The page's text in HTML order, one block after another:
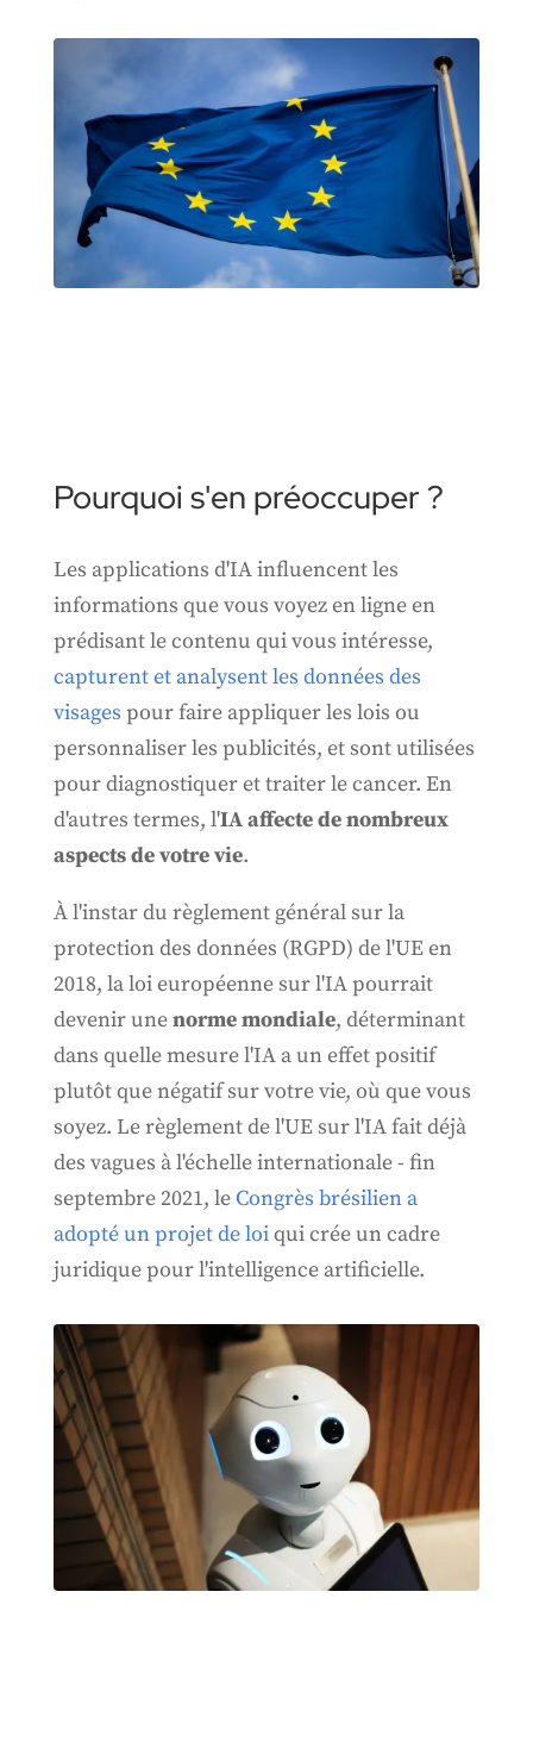
Pourquoi s'en préoccuper ?
Les applications d'IA influencent les
informations que vous voyez en ligne en
prédisant le contenu qui vous intéresse,
capturent et analysent les données des
visages pour faire appliquer les lois ou
personnaliser les publicités, et sont utilisées
pour diagnostiquer et traiter le cancer. En
d'autres termes, l'IA affecte de nombreux
aspects de votre vie.
À l'instar du règlement général sur la
protection des données (RGPD) de l'UE en
2018, la loi européenne sur l'IA pourrait
devenir unenorme mondiale, déterminant
dans quelle mesure l'IA a un effet positif
plutôt que négatif sur votre vie, où que vous
soyez. Le règlement de l'UE sur l'IA fait déjà
des vagues à l'échelle internationale - fin
septembre 2021, le Congrès brésilien a
adopté un projet de loiqui crée un cadre
juridique pour l'intelligence artificielle.